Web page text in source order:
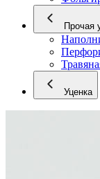
Прочая
Уценка